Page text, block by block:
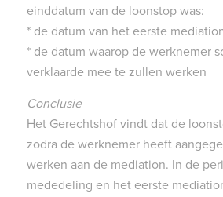
einddatum van de loonstop was:
* de datum van het eerste
* de datum waarop de werknemer
verklaarde mee te zullen werken
Conclusie
Het Gerechtshof vindt dat de
zodra de werknemer heeft
werken aan de mediation. In de
mededeling en het eerste